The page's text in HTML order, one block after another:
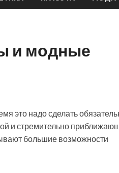
и модные
это надо сделать
и стремительно
большие возможности